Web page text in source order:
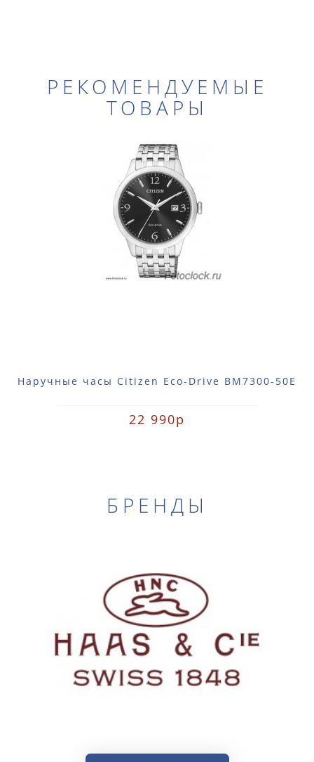
РЕКОМЕНДУЕМЫЕ
ТОВАРЫ
Наручные часы Citizen Eco-Drive BM7300-50E
22 990р
БРЕНДЫ